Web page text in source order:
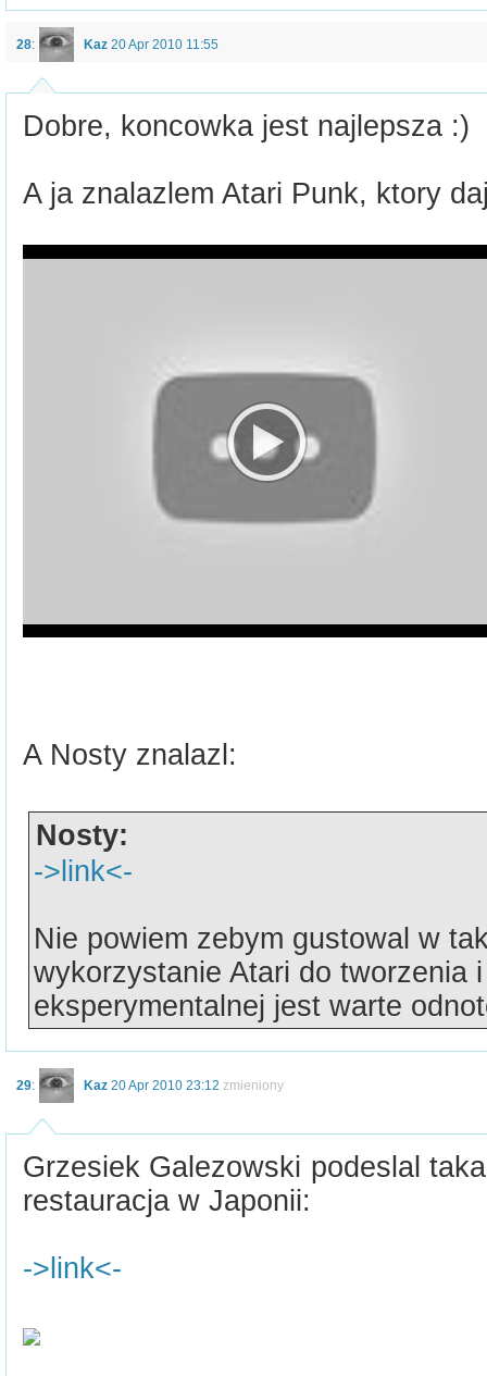
28: Kaz 20 Apr 2010 11:55
Dobre, koncowka jest najlepsza :)
A ja znalazlem Atari Punk, ktory
A Nosty znalazl:
Nosty:
->link<-
Nie powiem zebym gustowal w
wykorzystanie Atari do tworzenia
eksperymentalnej jest warte
29: Kaz 20 Apr 2010 23:12 zmieniony
Grzesiek Galezowski podeslal
restauracja w Japonii:
->link<-